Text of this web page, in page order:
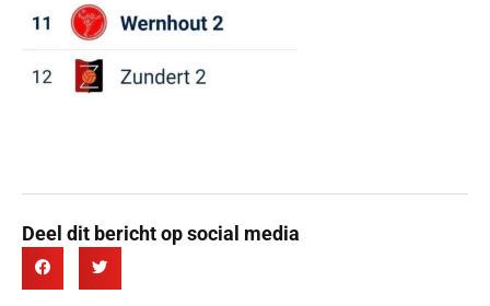
Deel dit bericht op social media